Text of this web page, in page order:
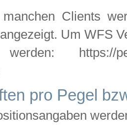
Clients
Um WFS
https://
pro Pegel